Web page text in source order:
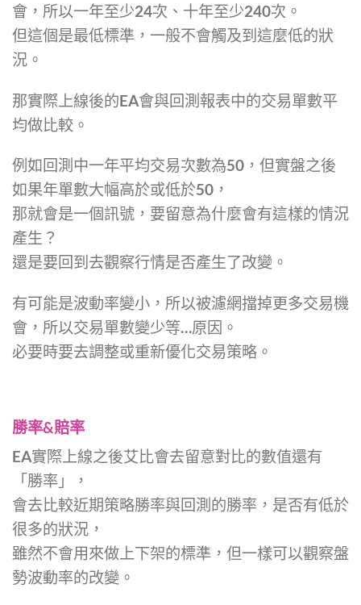
會，所以一年至少24次、十年至少240次。
但這個是最低標準，一般不會觸及到這麼低的狀
況。
那實際上線後的EA會與回測報表中的交易單數平
均做比較。
例如回測中一年平均交易次數為50，但實盤之後
如果年單數大幅高於或低於50，
那就會是一個訊號，要留意為什麼會有這樣的情況
產生？
還是要回到去觀察行情是否產生了改變。
有可能是波動率變小，所以被濾網擋掉更多交易機
會，所以交易單數變少等…原因。
必要時要去調整或重新優化交易策略。
勝率&賠率
EA實際上線之後艾比會去留意對比的數值還有
「勝率」，
會去比較近期策略勝率與回測的勝率，是否有低於
很多的狀況，
雖然不會用來做上下架的標準，但一樣可以觀察盤
勢波動率的改變。